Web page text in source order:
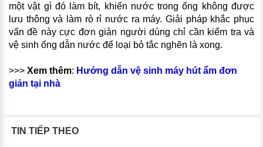
một vật gì đó làm bít, khiến nước trong ống không được
lưu thông và làm rò rỉ nước ra máy. Giải pháp khắc phục
vấn đề này cực đơn giản người dùng chỉ cần kiểm tra và
vệ sinh ống dẫn nước để loại bỏ tắc nghẽn là xong.
>>> Xem thêm: Hướng dẫn vệ sinh máy hút ẩm đơn
giản tại nhà
TIN TIẾP THEO